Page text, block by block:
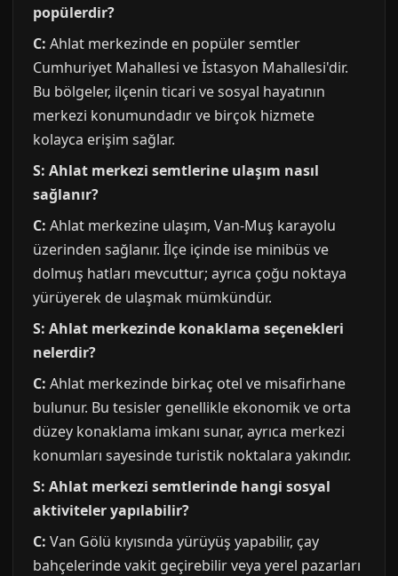
popülerdir?
C: Ahlat merkezinde en popüler semtler
Cumhuriyet Mahallesi ve İstasyon Mahallesi'dir.
Bu bölgeler, ilçenin ticari ve sosyal hayatının
merkezi konumundadır ve birçok hizmete
kolayca erişim sağlar.
S: Ahlat merkezi semtlerine ulaşım nasıl
sağlanır?
C: Ahlat merkezine ulaşım, Van-Muş karayolu
üzerinden sağlanır. İlçe içinde ise minibüs ve
dolmuş hatları mevcuttur; ayrıca çoğu noktaya
yürüyerek de ulaşmak mümkündür.
S: Ahlat merkezinde konaklama seçenekleri
nelerdir?
C: Ahlat merkezinde birkaç otel ve misafirhane
bulunur. Bu tesisler genellikle ekonomik ve orta
düzey konaklama imkanı sunar, ayrıca merkezi
konumları sayesinde turistik noktalara yakındır.
S: Ahlat merkezi semtlerinde hangi sosyal
aktiviteler yapılabilir?
C: Van Gölü kıyısında yürüyüş yapabilir, çay
bahçelerinde vakit geçirebilir veya yerel pazarları